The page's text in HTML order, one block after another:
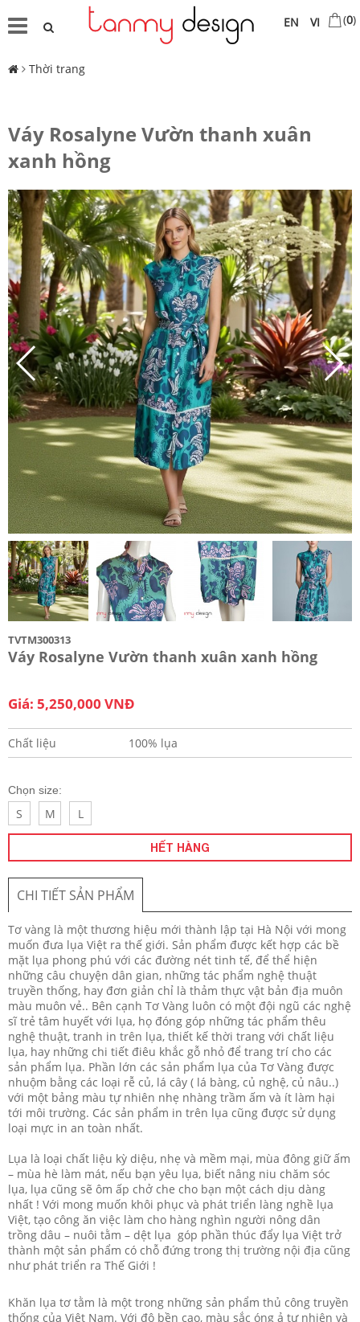
VI
EN (0)
Thời trang
Váy Rosalyne Vườn thanh xuân
xanh hồng
TVTM300313
Váy Rosalyne Vườn thanh xuân xanh hồng
Giá: 5,250,000 VNĐ
Chất liệu 100% lụa
Chọn size:
S M L
HẾT HÀNG
CHI TIẾT SẢN PHẨM
Tơ vàng là một thương hiệu mới thành lập tại Hà Nội với mong
muốn đưa lụa Việt ra thế giới. Sản phẩm được kết hợp các bề
mặt lụa phong phú với các đường nét tinh tế, để thể hiện
những câu chuyện dân gian, những tác phẩm nghệ thuật
truyền thống, hay đơn giản chỉ là thảm thực vật bản địa muôn
màu muôn vẻ.. Bên cạnh Tơ Vàng luôn có một đội ngũ các nghệ
sĩ trẻ tâm huyết với lụa, họ đóng góp những tác phẩm thêu
nghệ thuật, tranh in trên lụa, thiết kế thời trang với chất liệu
lụa, hay những chi tiết điêu khắc gỗ nhỏ để trang trí cho các
sản phẩm lụa. Phần lớn các sản phẩm lụa của Tơ Vàng được
nhuộm bằng các loại rễ củ, lá cây ( lá bàng, củ nghệ, củ nâu..)
với một bảng màu tự nhiên nhẹ nhàng trầm ấm và ít làm hại
tới môi trường. Các sản phẩm in trên lụa cũng được sử dụng
loại mực in an toàn nhất.
Lụa là loại chất liệu kỳ diệu, nhẹ và mềm mại, mùa đông giữ ấm
– mùa hè làm mát, nếu bạn yêu lụa, biết nâng niu chăm sóc
lụa, lụa cũng sẽ ôm ấp chở che cho bạn một cách dịu dàng
nhất ! Với mong muốn khôi phục và phát triển làng nghề lụa
Việt, tạo công ăn việc làm cho hàng nghìn người nông dân
trồng dâu – nuôi tằm – dệt lụa góp phần thúc đẩy lụa Việt trở
thành một sản phẩm có chỗ đứng trong thị trường nội địa cũng
như phát triển ra Thế Giới !
Khăn lụa tơ tằm là một trong những sản phẩm thủ công truyền
thống của Việt Nam. Với độ bền cao, màu sắc óng ả tự nhiên và